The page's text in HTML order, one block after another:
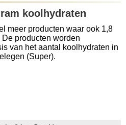
koolhydraten
meer producten waar ook 1,8
producten worden
van het aantal koolhydraten in
(Super).